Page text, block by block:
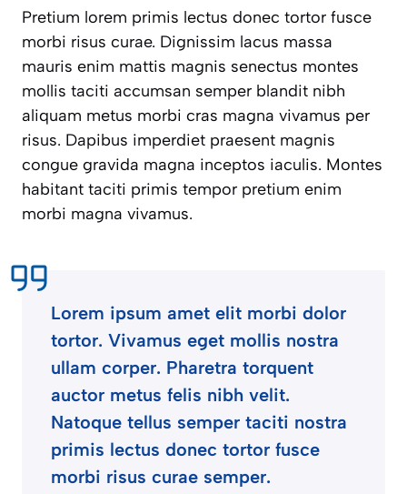
Pretium lorem primis lectus donec tortor fusce
morbi risus curae. Dignissim lacus massa
mauris enim mattis magnis senectus montes
mollis taciti accumsan semper blandit nibh
aliquam metus morbi cras magna vivamus per
risus. Dapibus imperdiet praesent magnis
congue gravida magna inceptos iaculis. Montes
habitant taciti primis tempor pretium enim
morbi magna vivamus.
Lorem ipsum amet elit morbi dolor
tortor. Vivamus eget mollis nostra
ullam corper. Pharetra torquent
auctor metus felis nibh velit.
Natoque tellus semper taciti nostra
primis lectus donec tortor fusce
morbi risus curae semper.